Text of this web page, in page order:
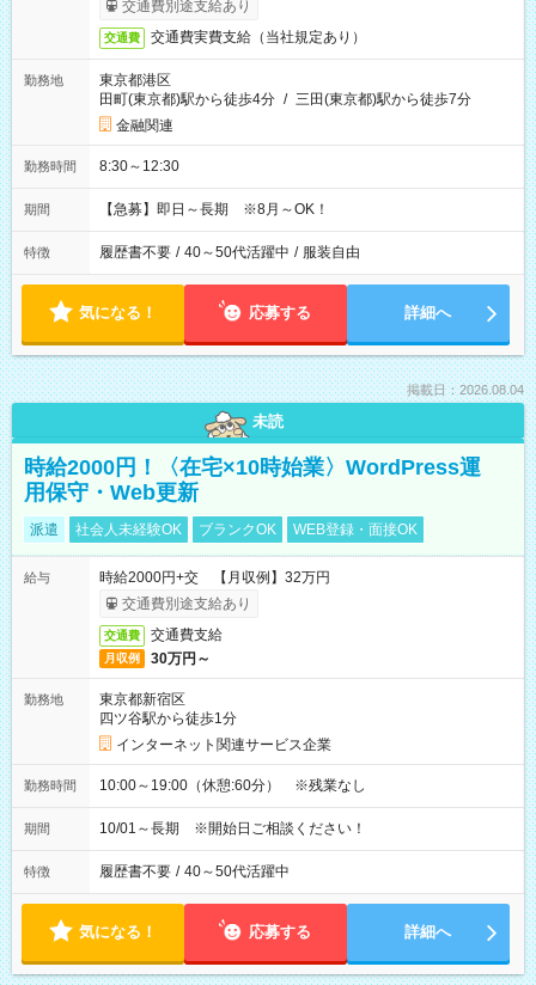
交通費別途支給あり
交通費 交通費実費支給（当社規定あり）
勤務地
東京都港区
田町(東京都)駅から徒歩4分 / 三田(東京都)駅から徒歩7分
金融関連
勤務時間 8:30～12:30
期間 【急募】即日～長期 ※8月～OK！
特徴 履歴書不要 / 40～50代活躍中 / 服装自由
気になる！ 応募する 詳細へ
掲載日：2026.08.04
未読
時給2000円！〈在宅×10時始業〉WordPress運
用保守・Web更新
派遣 社会人未経験OK ブランクOK WEB登録・面接OK
給与
時給2000円+交 【月収例】32万円
交通費別途支給あり
交通費 交通費支給
月収例 30万円～
勤務地
東京都新宿区
四ツ谷駅から徒歩1分
インターネット関連サービス企業
勤務時間 10:00～19:00（休憩:60分） ※残業なし
期間 10/01～長期 ※開始日ご相談ください！
特徴 履歴書不要 / 40～50代活躍中
気になる！ 応募する 詳細へ